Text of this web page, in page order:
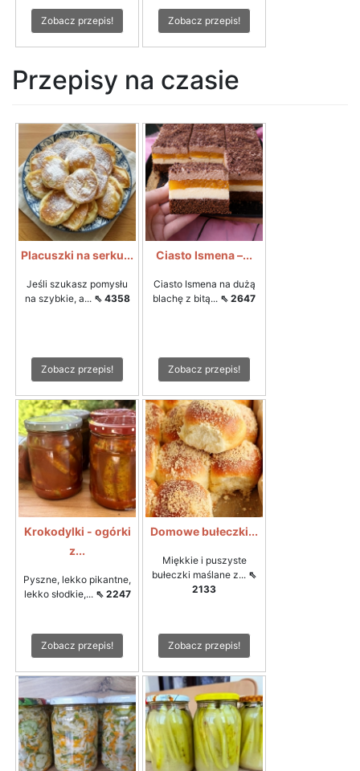
Zobacz przepis! Zobacz przepis!
Przepisy na czasie
Placuszki na serku...
Jeśli szukasz pomysłu
na szybkie, a... ⇖ 4358
Zobacz przepis!
Ciasto Ismena –...
Ciasto Ismena na dużą
blachę z bitą... ⇖ 2647
Zobacz przepis!
Krokodylki - ogórki
z...
Pyszne, lekko pikantne,
lekko słodkie,... ⇖ 2247
Zobacz przepis!
Domowe bułeczki...
Miękkie i puszyste
bułeczki maślane z... ⇖
2133
Zobacz przepis!